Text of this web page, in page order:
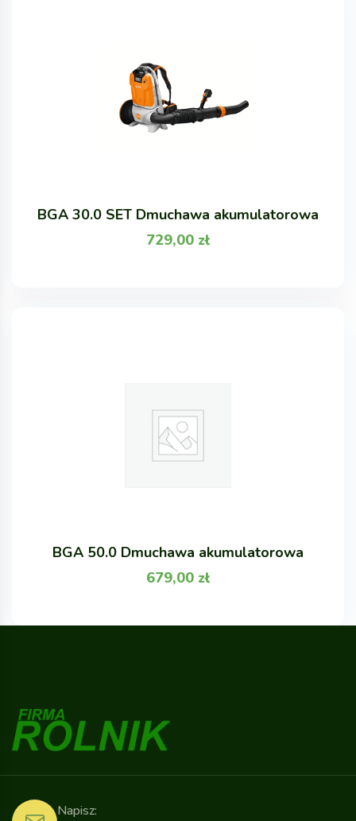
BGA 30.0 SET Dmuchawa akumulatorowa
729,00 zł
BGA 50.0 Dmuchawa akumulatorowa
679,00 zł
Napisz: